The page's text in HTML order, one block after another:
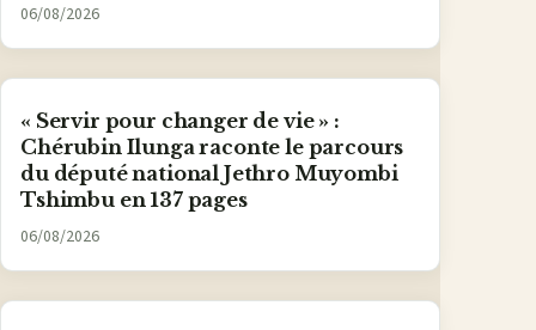
06/08/2026
« Servir pour changer de vie » :
Chérubin Ilunga raconte le parcours
du député national Jethro Muyombi
Tshimbu en 137 pages
06/08/2026